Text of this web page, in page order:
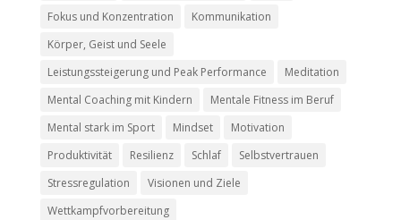
Fokus und Konzentration
Kommunikation
Körper, Geist und Seele
Leistungssteigerung und Peak Performance
Meditation
Mental Coaching mit Kindern
Mentale Fitness im Beruf
Mental stark im Sport
Mindset
Motivation
Produktivität
Resilienz Schlaf
Selbstvertrauen
Stressregulation
Visionen und Ziele
Wettkampfvorbereitung